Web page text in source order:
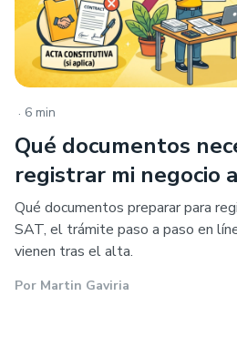
. 6 min
Qué documentos
registrar mi negocio
Qué documentos preparar para
SAT, el trámite paso a paso en
vienen tras el alta.
Por Martin Gaviria